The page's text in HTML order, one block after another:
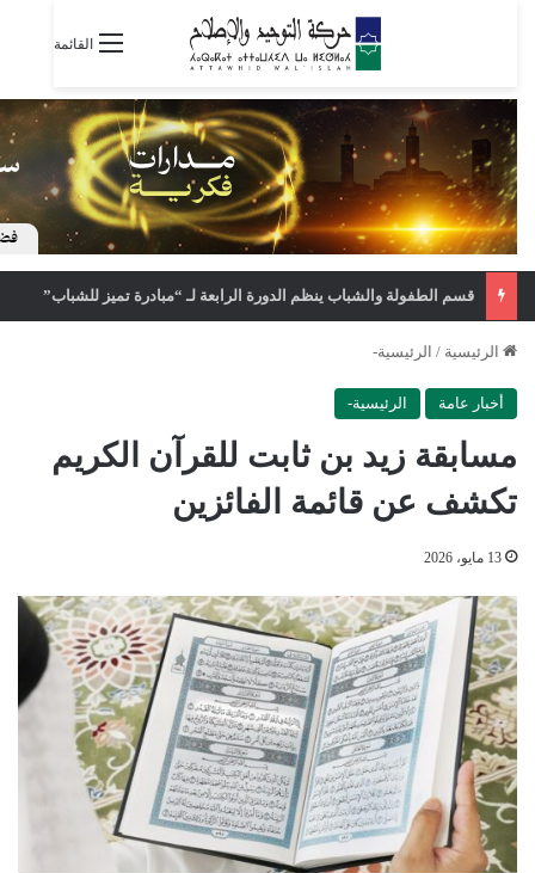
القائمة
قسم الطفولة والشباب ينظم الدورة الرابعة لـ “مبادرة تميز للشباب”
الرئيسية / الرئيسية-
أخبار عامة الرئيسية-
مسابقة زيد بن ثابت للقرآن الكريم
تكشف عن قائمة الفائزين
13 مايو، 2026